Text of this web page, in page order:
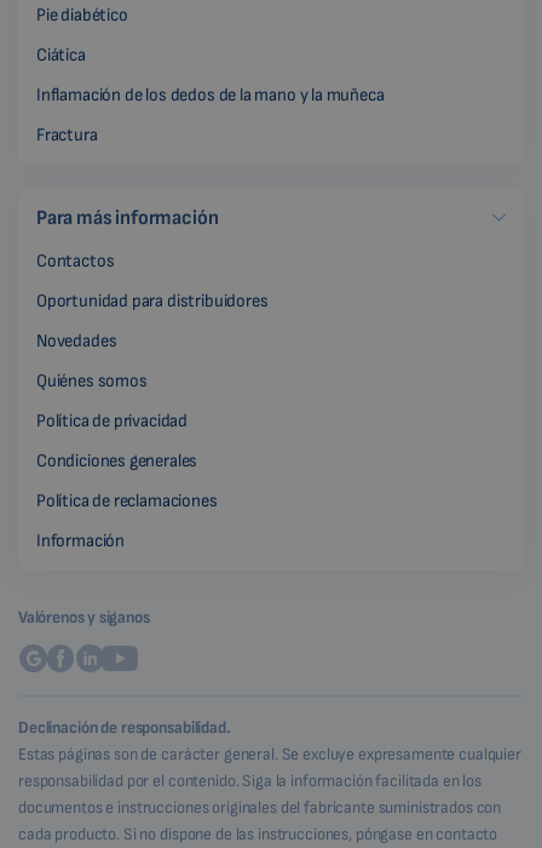
Pie diabético
Ciática
Inflamación de los dedos de la mano y la muñeca
Fractura
Para más información
Contactos
Oportunidad para distribuidores
Novedades
Quiénes somos
Política de privacidad
Condiciones generales
Política de reclamaciones
Información
Valórenos y síganos
Declinación de responsabilidad.
Estas páginas son de carácter general. Se excluye expresamente cualquier
responsabilidad por el contenido. Siga la información facilitada en los
documentos e instrucciones originales del fabricante suministrados con
cada producto. Si no dispone de las instrucciones, póngase en contacto